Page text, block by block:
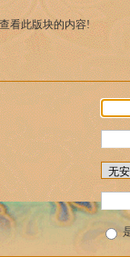
看此版块的内容!